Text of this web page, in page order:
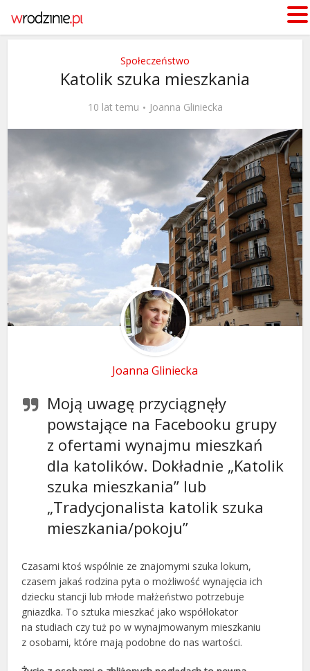
Społeczeństwo
Katolik szuka mieszkania
10 lat temu Joanna Gliniecka
Joanna Gliniecka
Moją uwagę przyciągnęły
powstające na Facebooku grupy
z ofertami wynajmu mieszkań
dla katolików. Dokładnie „Katolik
szuka mieszkania” lub
„Tradycjonalista katolik szuka
mieszkania/pokoju”
Czasami ktoś wspólnie ze znajomymi szuka lokum,
czasem jakaś rodzina pyta o możliwość wynajęcia ich
dziecku stancji lub młode małżeństwo potrzebuje
gniazdka. To sztuka mieszkać jako współlokator
na studiach czy tuż po w wynajmowanym mieszkaniu
z osobami, które mają podobne do nas wartości.